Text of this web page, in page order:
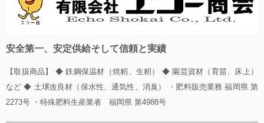
安全第一、安定供給そして信頼と実績
【取扱商品】 ◆ 鉄鋼保温材（焼籾、生籾） ◆ 園芸資材（育苗、床上）
など ◆ 土壌改良材（保水性、通気性、消臭） ・肥料販売業務 福岡県 第
2273号 ・特殊肥料生産業者 福岡県 第4988号